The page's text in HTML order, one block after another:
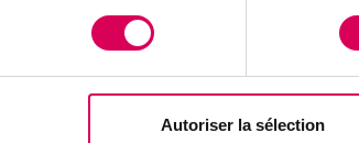
Autoriser la sélection
Portraits